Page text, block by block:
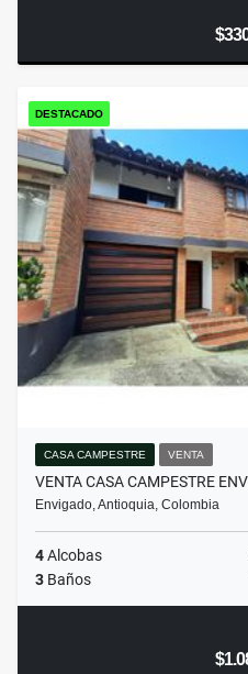
DESTACADO
CASA CAMPESTRE VENTA
VENTA CASA CAMPESTRE
Envigado, Antioquia, Colombia
4Alcobas
3 Baños